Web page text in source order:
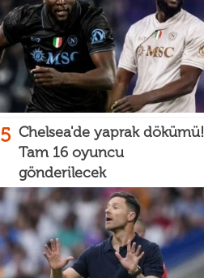
5 Chelsea'de yaprak dökümü!
Tam 16 oyuncu
gönderilecek